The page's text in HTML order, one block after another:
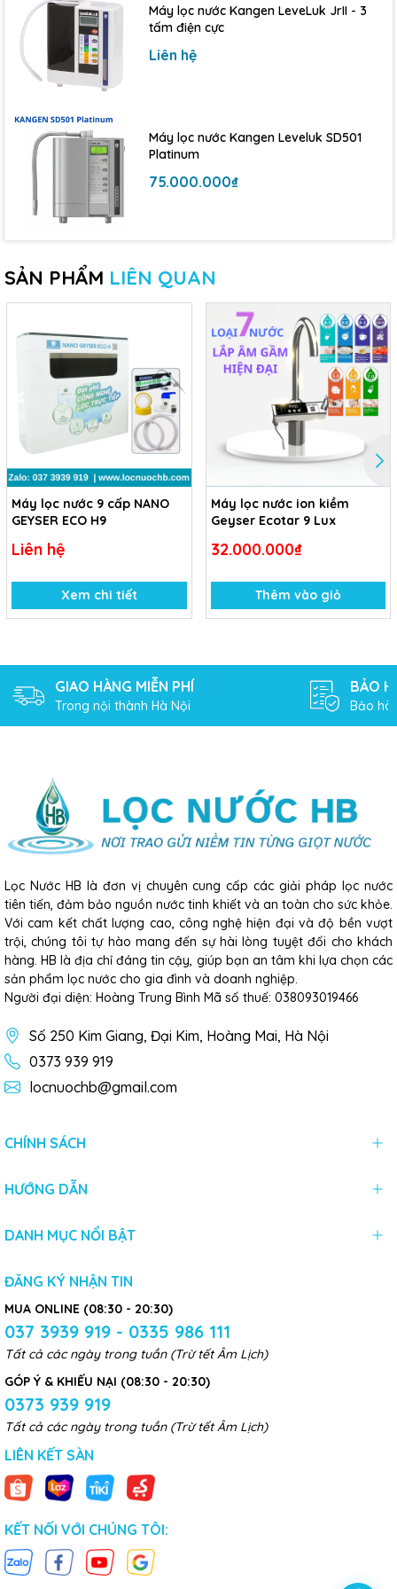
Máy lọc nước Kangen LeveLuk JrII - 3
tấm điện cực
Liên hệ
Máy lọc nước Kangen Leveluk SD501
Platinum
75.000.000₫
SẢN PHẨM LIÊN QUAN
Máy lọc nước 9 cấp NANO
GEYSER ECO H9
Liên hệ
Xem chi tiết
Máy lọc nước ion kiềm
Geyser Ecotar 9 Lux
32.000.000₫
Thêm vào giỏ
GIAO HÀNG MIỄN PHÍ
Trong nội thành Hà Nội
BẢO
Bảo
Lọc Nước HB là đơn vị chuyên cung cấp các giải pháp lọc nước
tiên tiến, đảm bảo nguồn nước tinh khiết và an toàn cho sức khỏe.
Với cam kết chất lượng cao, công nghệ hiện đại và độ bền vượt
trội, chúng tôi tự hào mang đến sự hài lòng tuyệt đối cho khách
hàng. HB là địa chỉ đáng tin cậy, giúp bạn an tâm khi lựa chọn các
sản phẩm lọc nước cho gia đình và doanh nghiệp.
Người đại diện: Hoàng Trung Bình Mã số thuế: 038093019466
Số 250 Kim Giang, Đại Kim, Hoàng Mai, Hà Nội
0373 939 919
locnuochb@gmail.com
CHÍNH SÁCH
HƯỚNG DẪN
DANH MỤC NỔI BẬT
ĐĂNG KÝ NHẬN TIN
MUA ONLINE (08:30 - 20:30)
037 3939 919 - 0335 986 111
Tất cả các ngày trong tuần (Trừ tết Âm Lịch)
GÓP Ý & KHIẾU NẠI (08:30 - 20:30)
0373 939 919
Tất cả các ngày trong tuần (Trừ tết Âm Lịch)
LIÊN KẾT SÀN
KẾT NỐI VỚI CHÚNG TÔI: